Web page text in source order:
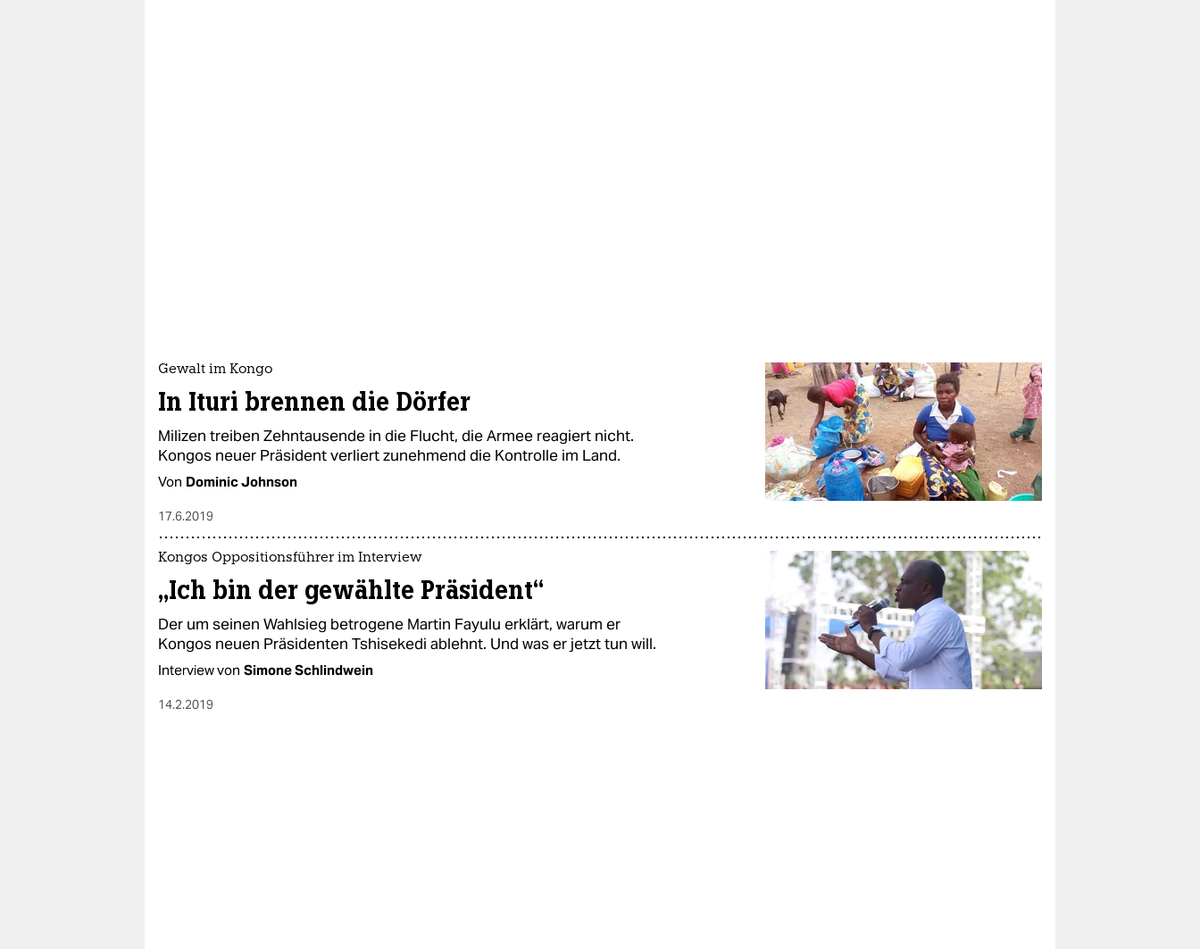
Gewalt im Kongo
In Ituri brennen die Dörfer
Milizen treiben Zehntausende in die Flucht, die Armee reagiert nicht.
Kongos neuer Präsident verliert zunehmend die Kontrolle im Land.
Von Dominic Johnson
17.6.2019
Kongos Oppositionsführer im Interview
„Ich bin der gewählte Präsident“
Der um seinen Wahlsieg betrogene Martin Fayulu erklärt, warum er
Kongos neuen Präsidenten Tshisekedi ablehnt. Und was er jetzt tun will.
Interview von Simone Schlindwein
14.2.2019